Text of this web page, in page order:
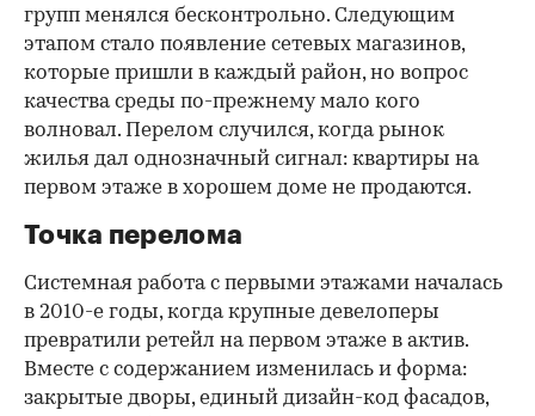
групп менялся бесконтрольно. Следующим
этапом стало появление сетевых магазинов,
которые пришли в каждый район, но вопрос
качества среды по-прежнему мало кого
волновал. Перелом случился, когда рынок
жилья дал однозначный сигнал: квартиры на
первом этаже в хорошем доме не продаются.
Точка перелома
Системная работа с первыми этажами началась
в 2010-е годы, когда крупные девелоперы
превратили ретейл на первом этаже в актив.
Вместе с содержанием изменилась и форма:
закрытые дворы, единый дизайн-код фасадов,